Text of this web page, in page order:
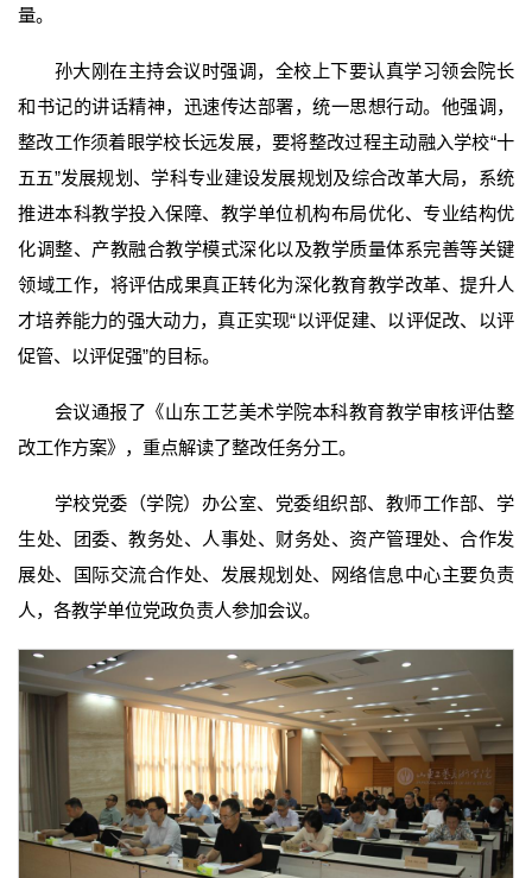
量。
孙大刚在主持会议时强调，全校上下要认真学习领会院长
和书记的讲话精神，迅速传达部署，统一思想行动。他强调，
整改工作须着眼学校长远发展，要将整改过程主动融入学校“十
五五”发展规划、学科专业建设发展规划及综合改革大局，系统
推进本科教学投入保障、教学单位机构布局优化、专业结构优
化调整、产教融合教学模式深化以及教学质量体系完善等关键
领域工作，将评估成果真正转化为深化教育教学改革、提升人
才培养能力的强大动力，真正实现“以评促建、以评促改、以评
促管、以评促强”的目标。
会议通报了《山东工艺美术学院本科教育教学审核评估整
改工作方案》，重点解读了整改任务分工。
学校党委（学院）办公室、党委组织部、教师工作部、学
生处、团委、教务处、人事处、财务处、资产管理处、合作发
展处、国际交流合作处、发展规划处、网络信息中心主要负责
人，各教学单位党政负责人参加会议。